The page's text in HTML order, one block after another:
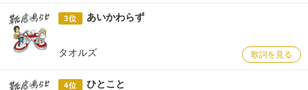
3位 あいかわらず
タオルズ 歌詞を見る
4位 ひとこと